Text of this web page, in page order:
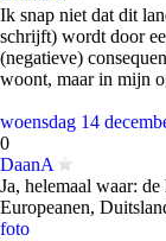
Ik snap niet dat dit
schrijft) wordt door
(negatieve)
woont, maar in mijn
woensdag 14
0
DaanA
Ja, helemaal waar:
Europeanen,
foto